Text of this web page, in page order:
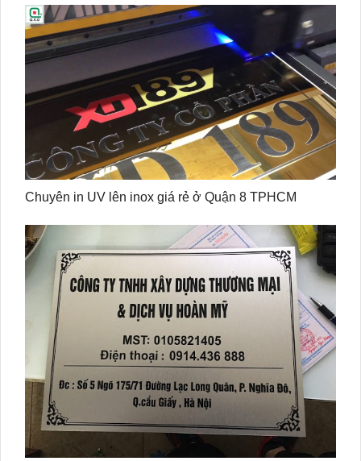
Chuyên in UV lên inox giá rẻ ở Quận 8 TPHCM